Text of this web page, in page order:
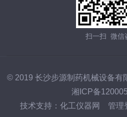
扫一扫 微信
© 2019 长沙步源制药机械设备有
湘ICP备
技术支持：化工仪器网 管理